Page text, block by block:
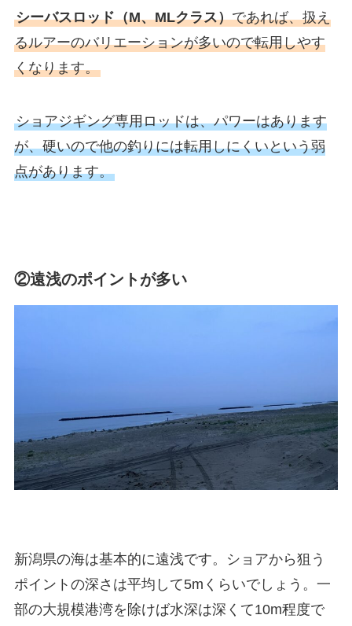
シーバスロッド（M、MLクラス）であれば、扱え
るルアーのバリエーションが多いので転用しやす
くなります。
ショアジギング専用ロッドは、パワーはあります
が、硬いので他の釣りには転用しにくいという弱
点があります。
②遠浅のポイントが多い
新潟県の海は基本的に遠浅です。ショアから狙う
ポイントの深さは平均して5mくらいでしょう。一
部の大規模港湾を除けば水深は深くて10m程度で